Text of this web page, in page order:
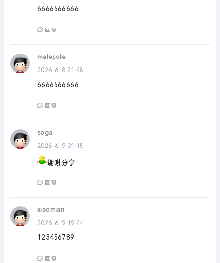
6666666666
回复
malepole
2026-6-8 21:48
6666666666
回复
soga
2026-6-9 01:15
谢谢分享
回复
xiaomian
2026-6-9 19:44
123456789
回复